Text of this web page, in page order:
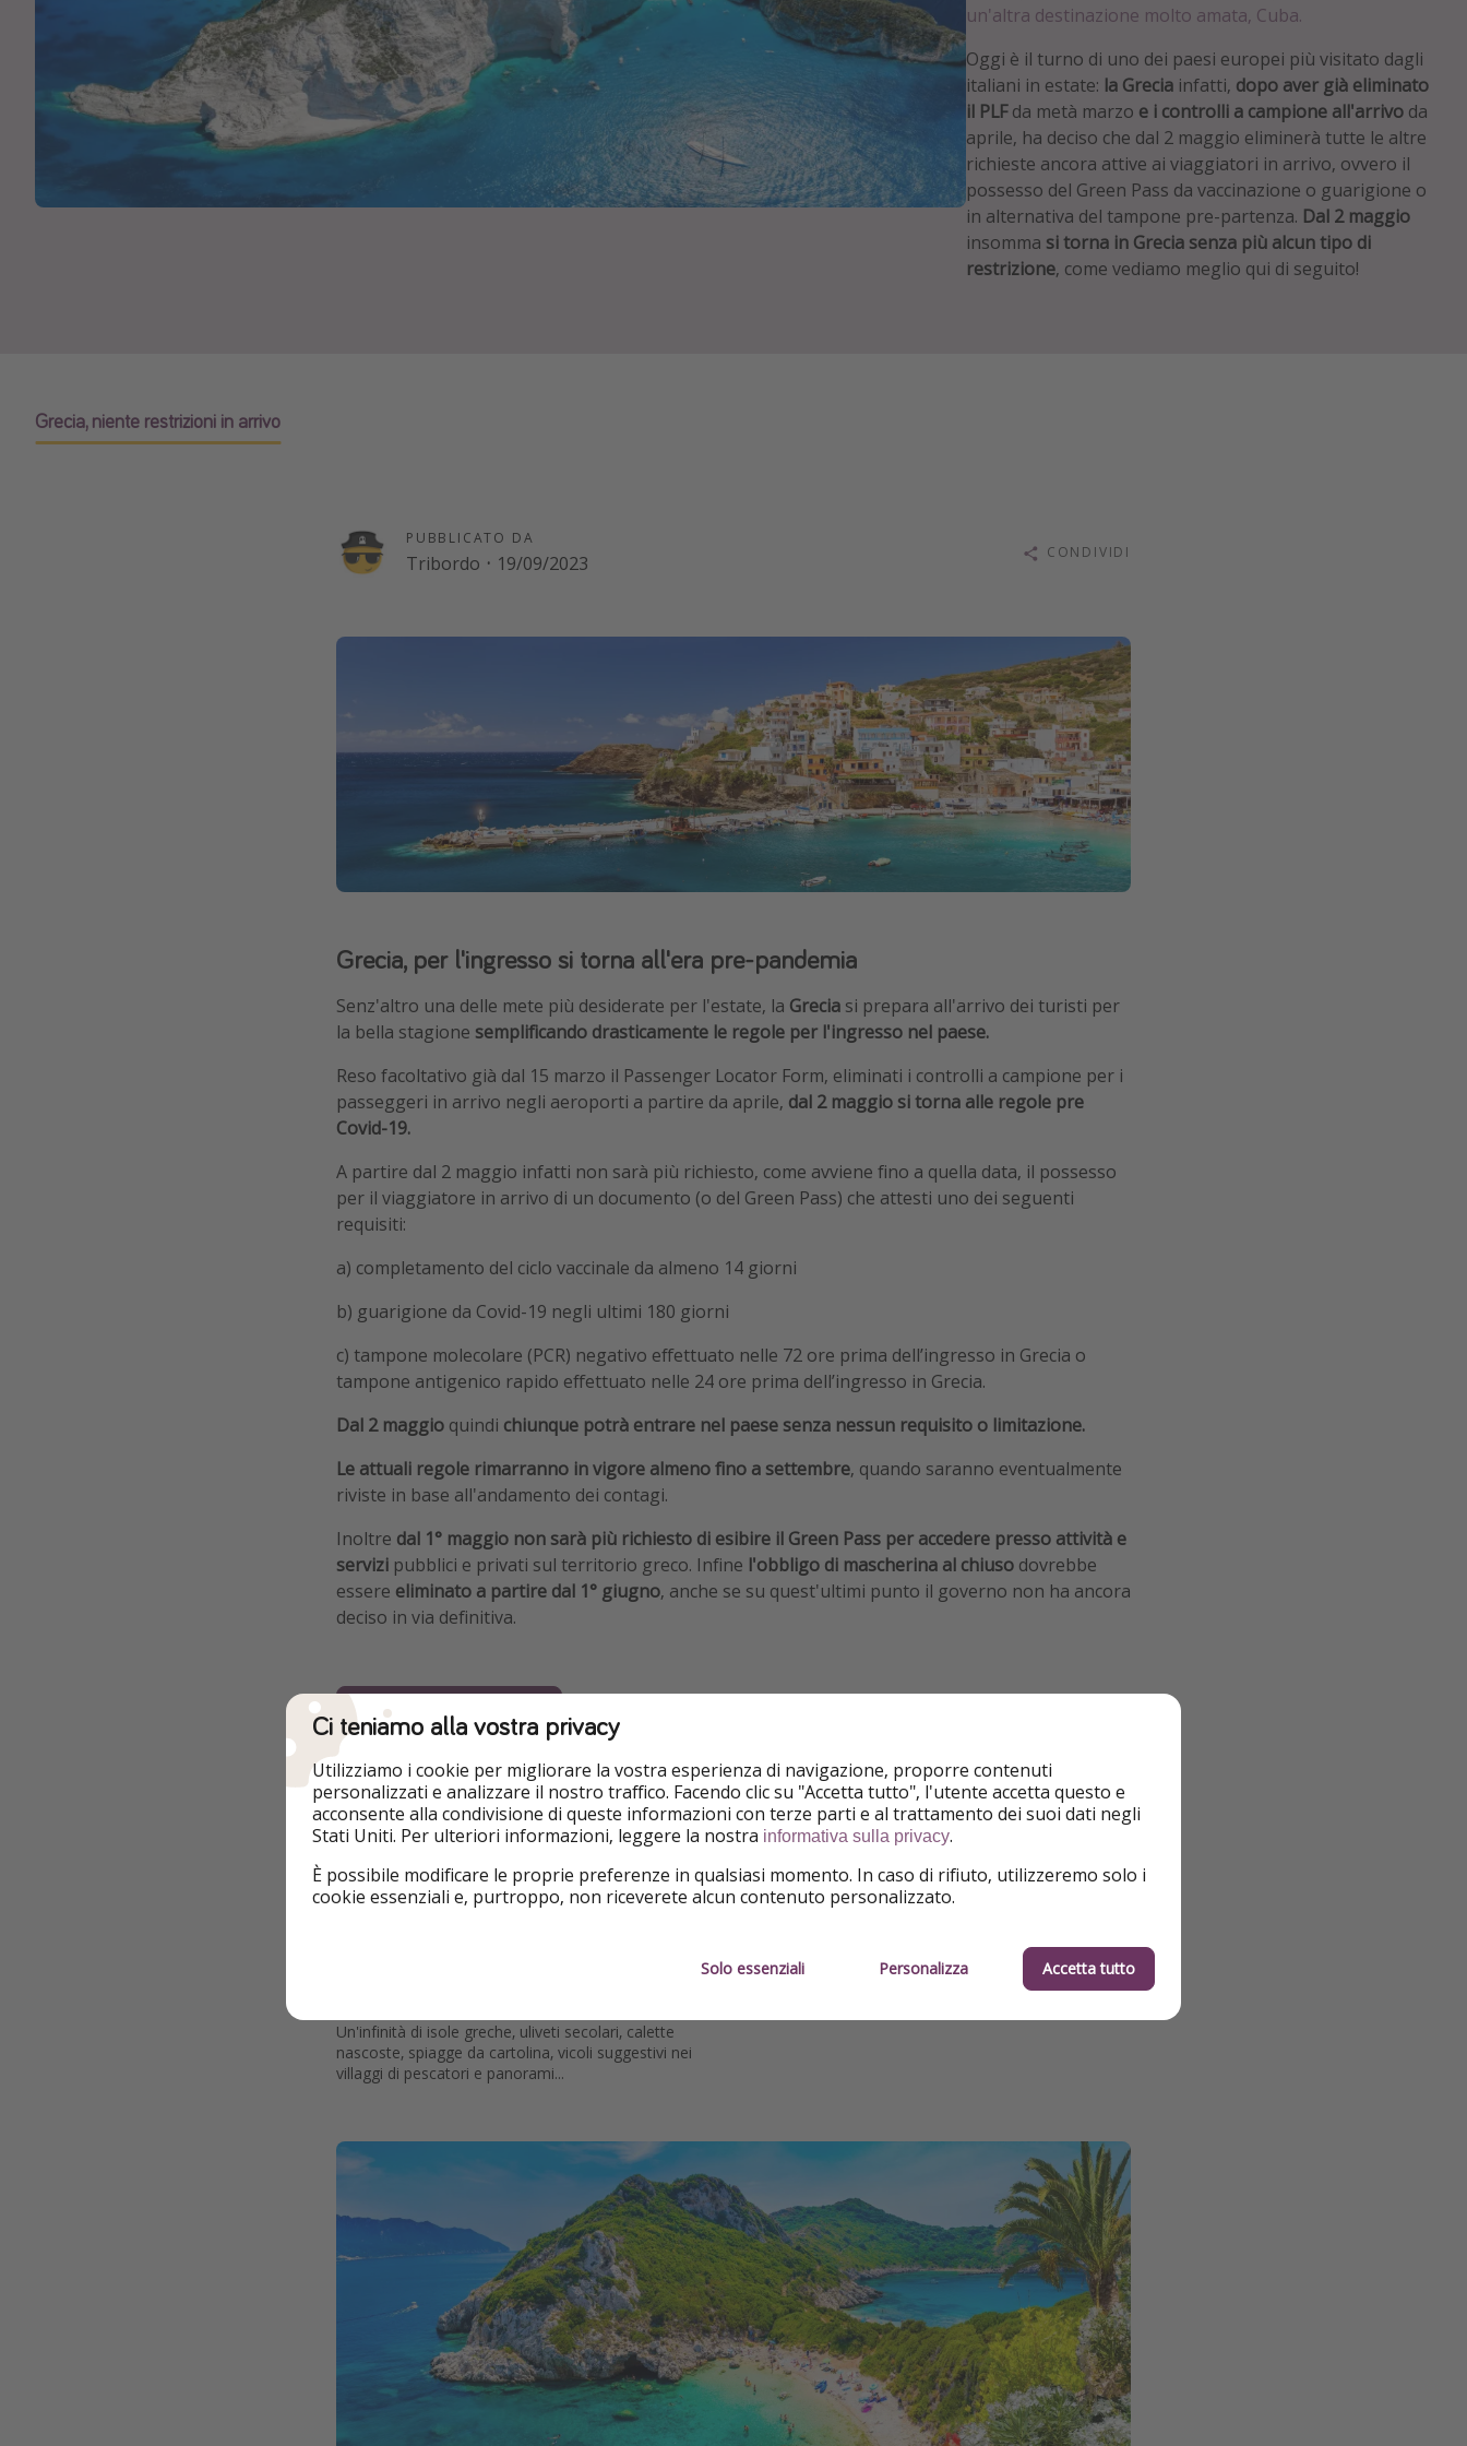
un'altra destinazione molto amata, Cuba.
Oggi è il turno di uno dei paesi europei più visitato dagli
italiani in estate: la Grecia infatti, dopo aver già eliminato
il PLFda metà marzo e i controlli a campione all'arrivo da
aprile, ha deciso che dal 2 maggio eliminerà tutte le altre
richieste ancora attive ai viaggiatori in arrivo, ovvero il
possesso del Green Pass da vaccinazione o guarigione o
in alternativa del tampone pre-partenza. Dal 2 maggio
insomma si torna in Grecia senza più alcun tipo di
restrizione, come vediamo meglio qui di seguito!
Grecia, niente restrizioni in arrivo
PUBBLICATO DA
Tribordo · 19/09/2023 CONDIVIDI
Grecia, per l'ingresso si torna all'era pre-pandemia
Senz'altro una delle mete più desiderate per l'estate, la Grecia si prepara all'arrivo dei turisti per
la bella stagione semplificando drasticamente le regole per l'ingresso nel paese.
Reso facoltativo già dal 15 marzo il Passenger Locator Form, eliminati i controlli a campione per i
passeggeri in arrivo negli aeroporti a partire da aprile, dal 2 maggio si torna alle regole pre
Covid-19.
A partire dal 2 maggio infatti non sarà più richiesto, come avviene fino a quella data, il possesso
per il viaggiatore in arrivo di un documento (o del Green Pass) che attesti uno dei seguenti
requisiti:
a) completamento del ciclo vaccinale da almeno 14 giorni
b) guarigione da Covid-19 negli ultimi 180 giorni
c) tampone molecolare (PCR) negativo effettuato nelle 72 ore prima dell’ingresso in Grecia o
tampone antigenico rapido effettuato nelle 24 ore prima dell’ingresso in Grecia.
Dal 2 maggio quindi chiunque potrà entrare nel paese senza nessun requisito o limitazione.
Le attuali regole rimarranno in vigore almeno fino a settembre, quando saranno eventualmente
riviste in base all'andamento dei contagi.
Inoltre dal 1° maggio non sarà più richiesto di esibire il Green Pass per accedere presso attività e
servizi pubblici e privati sul territorio greco. Infine l'obbligo di mascherina al chiuso dovrebbe
essere eliminato a partire dal 1° giugno, anche se su quest'ultimi punto il governo non ha ancora
deciso in via definitiva.
Cerca offerte per la Grecia
Un'infinità di isole greche, uliveti secolari, calette
nascoste, spiagge da cartolina, vicoli suggestivi nei
villaggi di pescatori e panorami...
Ci teniamo alla vostra privacy
Utilizziamo i cookie per migliorare la vostra esperienza di navigazione, proporre contenuti
personalizzati e analizzare il nostro traffico. Facendo clic su "Accetta tutto", l'utente accetta questo e
acconsente alla condivisione di queste informazioni con terze parti e al trattamento dei suoi dati negli
Stati Uniti. Per ulteriori informazioni, leggere la nostra informativa sulla privacy.
È possibile modificare le proprie preferenze in qualsiasi momento. In caso di rifiuto, utilizzeremo solo i
cookie essenziali e, purtroppo, non riceverete alcun contenuto personalizzato.
Solo essenziali Personalizza Accetta tutto